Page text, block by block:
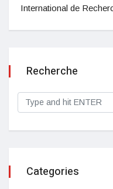
International de
Recherche
Categories